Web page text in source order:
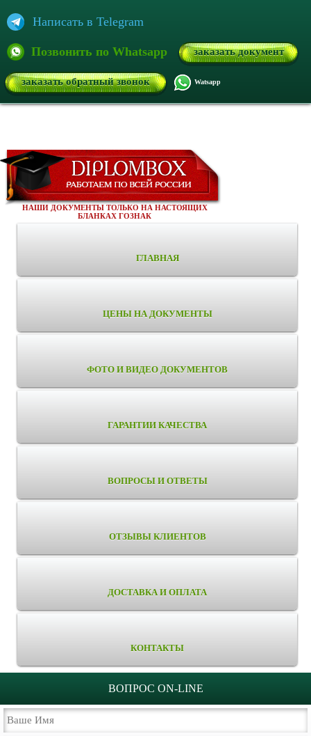
Написать в Telegram
Позвонить по Whatsapp заказать документ
заказать обратный звонок Watsapp
НАШИ ДОКУМЕНТЫ ТОЛЬКО НА НАСТОЯЩИХ
БЛАНКАХ ГОЗНАК
ГЛАВНАЯ
ЦЕНЫ НА ДОКУМЕНТЫ
ФОТО И ВИДЕО ДОКУМЕНТОВ
ГАРАНТИИ КАЧЕСТВА
ВОПРОСЫ И ОТВЕТЫ
ОТЗЫВЫ КЛИЕНТОВ
ДОСТАВКА И ОПЛАТА
КОНТАКТЫ
ВОПРОС ON-LINE